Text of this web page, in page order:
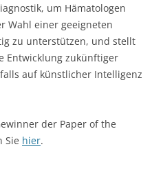
um Hämatologen
Wahl einer geeigneten
zu unterstützen, und stellt
Entwicklung zukünftiger
auf künstlicher Intelligenz
der Paper of the
Sie hier.